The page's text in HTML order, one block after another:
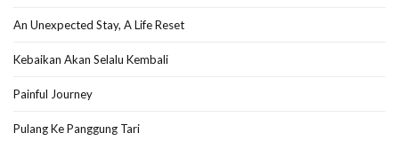
An Unexpected Stay, A Life Reset
Kebaikan Akan Selalu Kembali
Painful Journey
Pulang Ke Panggung Tari